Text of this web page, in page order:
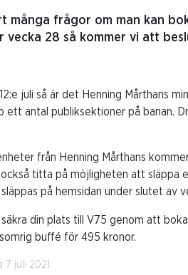
många frågor om man kan
vecka 28 så kommer vi att
juli så är det Henning Mårthans
ett antal publiksektioner på banan.
från Henning Mårthans
titta på möjligheten att släppa
på hemsidan under slutet av
säkra din plats till V75 genom att
buffé för 495 kronor.
7 juli 2021.